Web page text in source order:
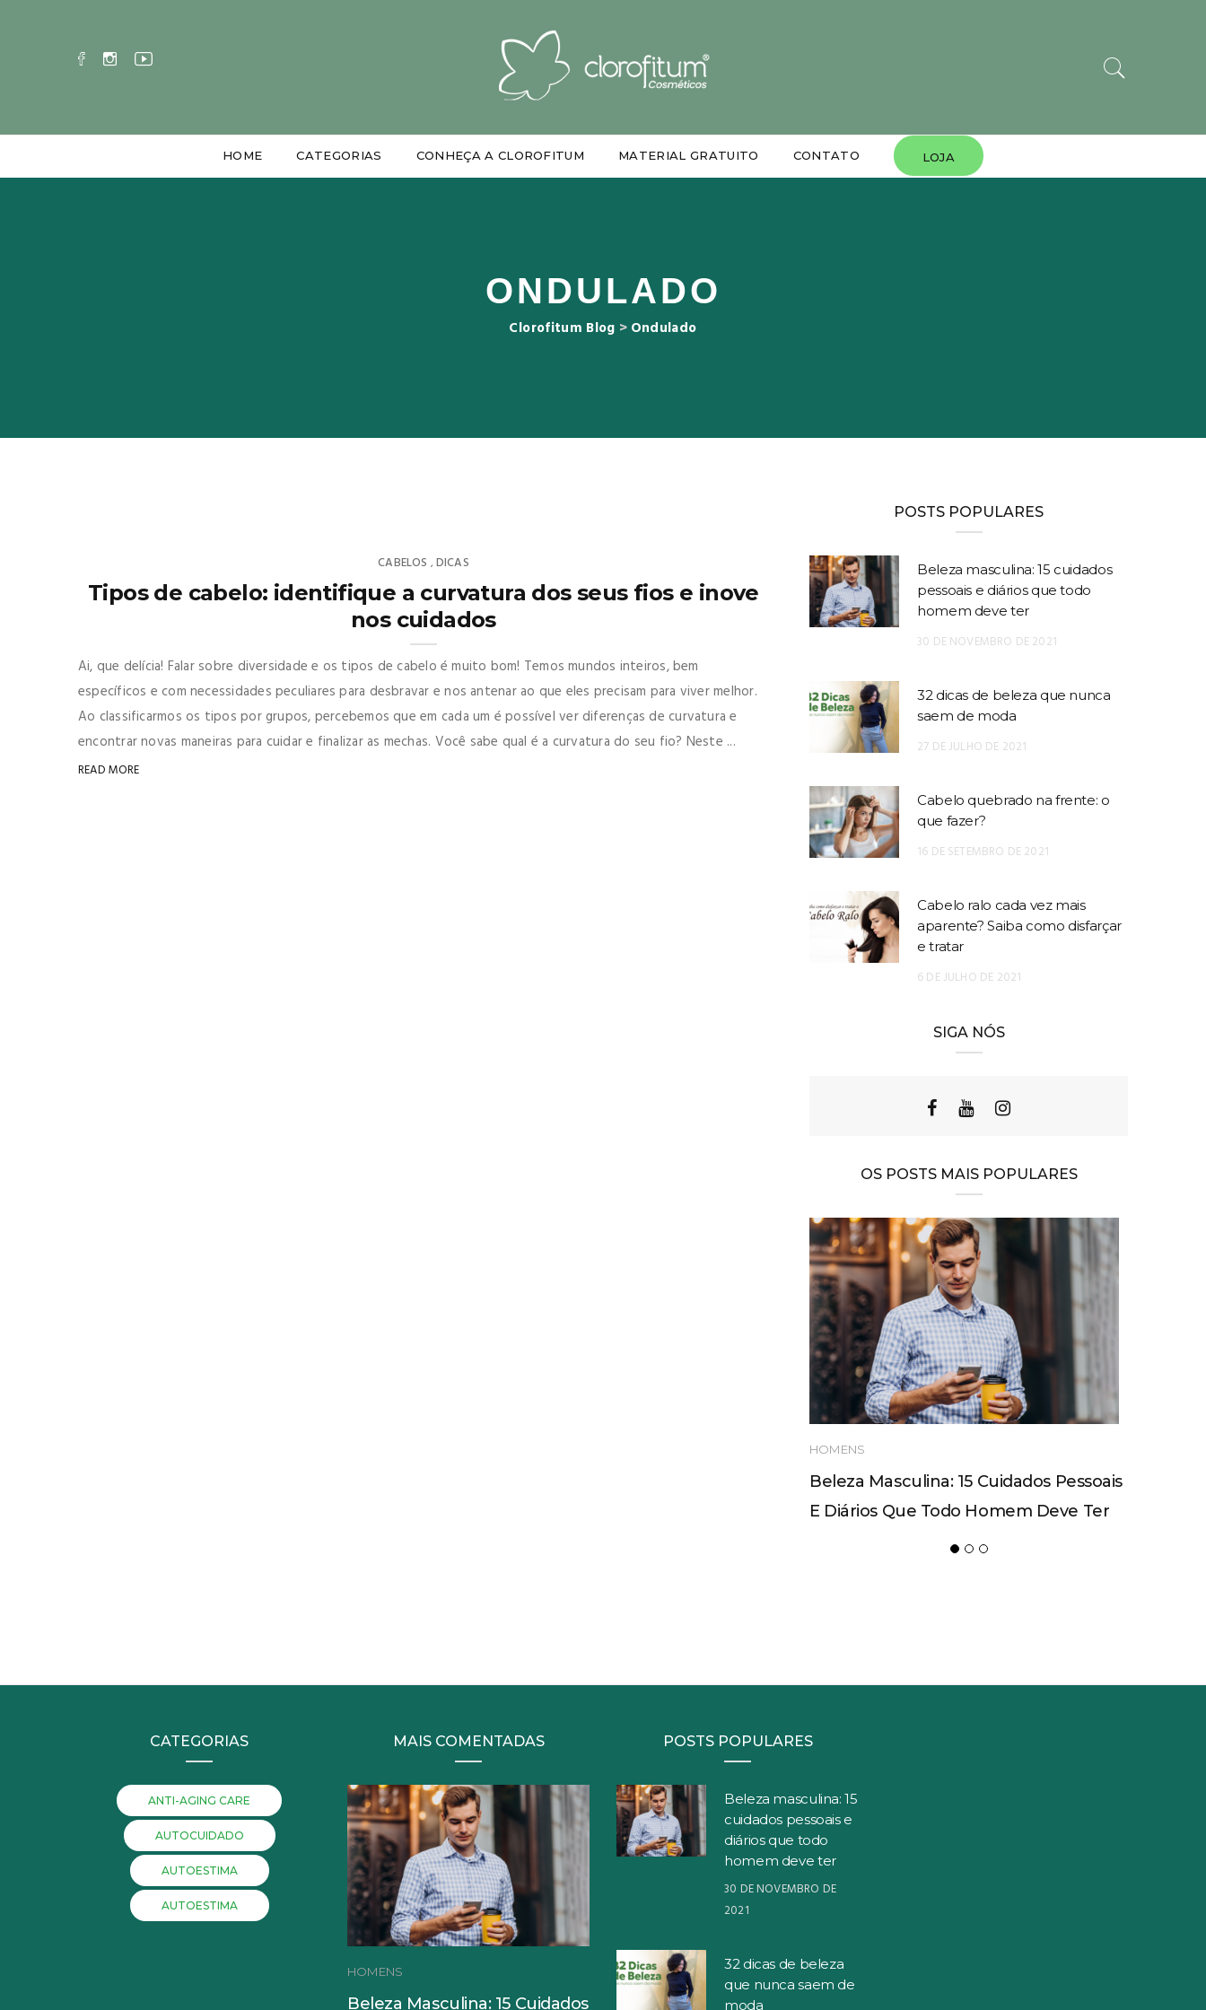
HOME CATEGORIAS CONHEÇA A CLOROFITUM MATERIAL GRATUITO CONTATO LOJA
ONDULADO
Clorofitum Blog > Ondulado
CABELOS ,DICAS
Tipos de cabelo: identifique a curvatura dos seus fios e inove
nos cuidados
Ai, que delícia! Falar sobre diversidade e os tipos de cabelo é muito bom! Temos mundos inteiros, bem
específicos e com necessidades peculiares para desbravar e nos antenar ao que eles precisam para viver melhor.
Ao classificarmos os tipos por grupos, percebemos que em cada um é possível ver diferenças de curvatura e
encontrar novas maneiras para cuidar e finalizar as mechas. Você sabe qual é a curvatura do seu fio? Neste ...
READ MORE
POSTS POPULARES
Beleza masculina: 15 cuidados
pessoais e diários que todo
homem deve ter
30 DE NOVEMBRO DE 2021
32 dicas de beleza que nunca
saem de moda
27 DE JULHO DE 2021
Cabelo quebrado na frente: o
que fazer?
16 DE SETEMBRO DE 2021
Cabelo ralo cada vez mais
aparente? Saiba como disfarçar
e tratar
6 DE JULHO DE 2021
SIGA NÓS
OS POSTS MAIS POPULARES
HOMENS
Beleza Masculina: 15 Cuidados Pessoais
E Diários Que Todo Homem Deve Ter
CATEGORIAS
ANTI-AGING CARE
AUTOCUIDADO
AUTOESTIMA
AUTOESTIMA
MAIS COMENTADAS
HOMENS
Beleza Masculina: 15 Cuidados
POSTS POPULARES
Beleza masculina: 15
cuidados pessoais e
diários que todo
homem deve ter
30 DE NOVEMBRO DE
2021
32 dicas de beleza
que nunca saem de
moda